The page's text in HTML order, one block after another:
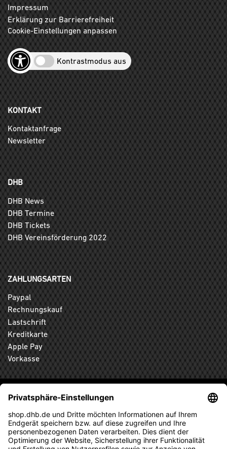
Impressum
Erklärung zur Barrierefreiheit
Cookie-Einstellungen anpassen
Kontrastmodus aus
KONTAKT
Kontaktanfrage
Newsletter
DHB
DHB News
DHB Termine
DHB Tickets
DHB Vereinsförderung 2022
ZAHLUNGSARTEN
Paypal
Rechnungskauf
Lastschrift
Kreditkarte
Apple Pay
Vorkasse
ABONNIEREN SIE DEN KOSTENLOSEN DHB-FANSHOP
NEWSLETTER UND VERPASSEN SIE KEINE NEUIGKEIT ODER
AKTION MEHR.
ANMELDEN